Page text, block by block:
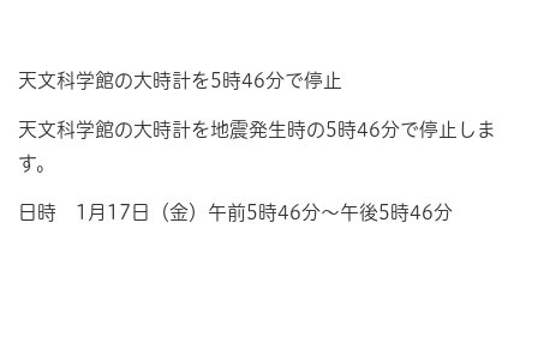
天文科学館の大時計を5時46分で停止
天文科学館の大時計を地震発生時の5時46分で停止しま
す。
日時 1月17日（金）午前5時46分～午後5時46分